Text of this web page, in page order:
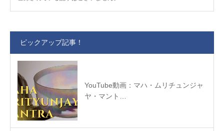
ピックアップ記事！
YouTube動画：マハ・ムリチュンジャ
ヤ・マント…